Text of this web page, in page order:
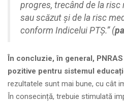
progres, trecând de la
sau scăzut și de la risc
conform Indicelui PTȘ.” (
În concluzie, în general,
pozitive pentru sistemul
rezultatele sunt mai bune, cu cât
În consecință, trebuie stimulată